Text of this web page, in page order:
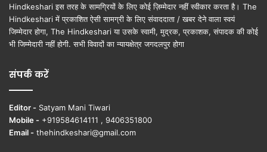
Hindkeshari इस तरह के सामग्रियों के लिए कोई ज़िम्मेदार नहीं स्वीकार करता है। The
Hindkeshari में प्रकाशित ऐसी सामग्री के लिए संवाददाता / खबर देने वाला स्वयं
जिम्मेदार होगा, The Hindkeshari या उसके स्वामी, मुद्रक, प्रकाशक, संपादक की कोई
भी जिम्मेदारी नहीं होगी. सभी विवादों का न्यायक्षेत्र जगदलपुर होगा
संपर्क करें
Editor - Satyam Mani Tiwari
Mobile - +919584614111 , 9406351800
Email - thehindkeshari@gmail.com